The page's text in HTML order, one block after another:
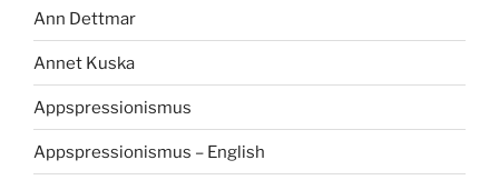
Ann Dettmar
Annet Kuska
Appspressionismus
Appspressionismus – English